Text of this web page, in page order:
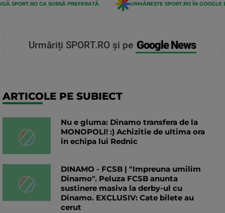
SPORT.RO CA SURSĂ PREFERATĂ URMĂREȘTE SPORT.RO ÎN GOOGLE
Urmăriți SPORT.RO și pe Google News
ARTICOLE PE SUBIECT
Nu e gluma: Dinamo transfera de la
MONOPOLI! :) Achizitie de ultima ora
in echipa lui Rednic
DINAMO - FCSB | "Impreuna umilim
Dinamo". Peluza FCSB anunta
sustinere masiva la derby-ul cu
Dinamo. EXCLUSIV: Cate bilete au
cerut